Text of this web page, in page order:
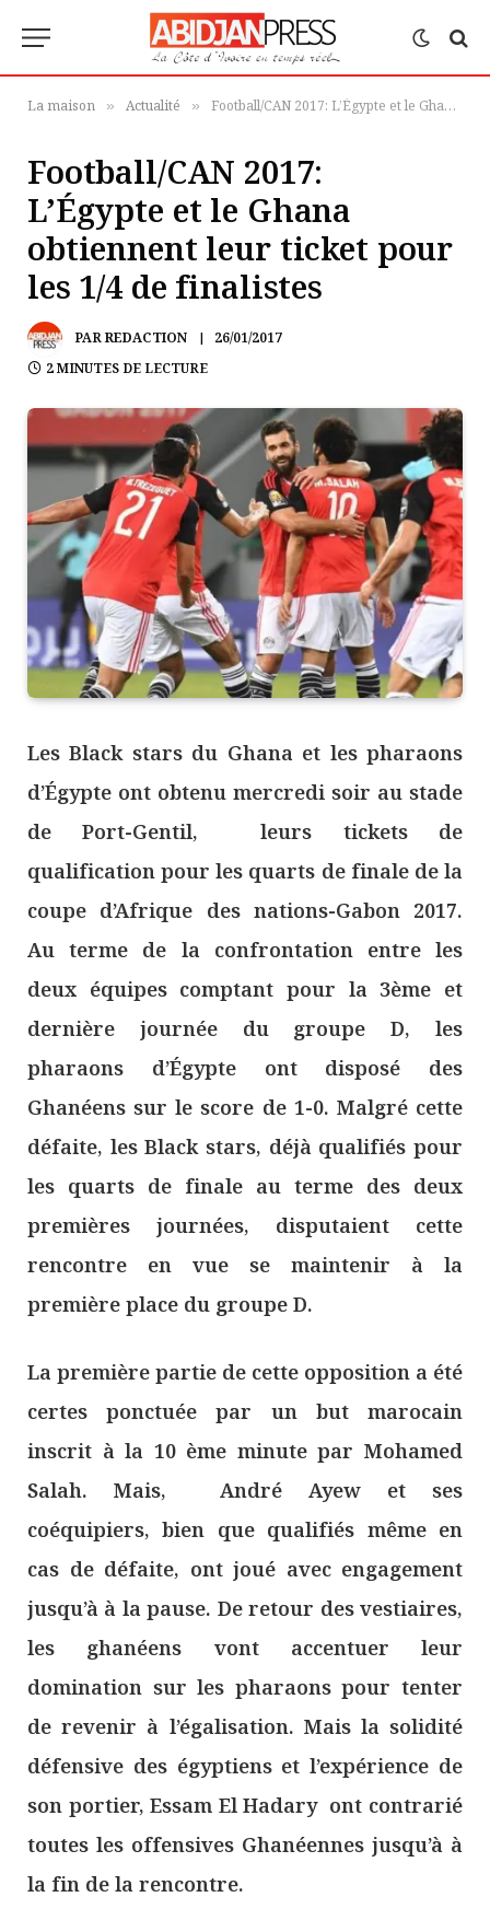
La maison » Actualité » Football/CAN 2017: L’Égypte et le Ghana obtiennent leur ticket pour les 1/4 de finalistes
Football/CAN 2017:
L’Égypte et le Ghana
obtiennent leur ticket pour
les 1/4 de finalistes
PARREDACTION
26/01/2017
2 MINUTES DE LECTURE
Les Black stars du Ghana et les pharaons
d’Égypte ont obtenu mercredi soir au stade
de Port-Gentil, leurs tickets de
qualification pour les quarts de finale de la
coupe d’Afrique des nations-Gabon 2017.
Au terme de la confrontation entre les
deux équipes comptant pour la 3ème et
dernière journée du groupe D, les
pharaons d’Égypte ont disposé des
Ghanéens sur le score de 1-0. Malgré cette
défaite, les Black stars, déjà qualifiés pour
les quarts de finale au terme des deux
premières journées, disputaient cette
rencontre en vue se maintenir à la
première place du groupe D.
La première partie de cette opposition a été
certes ponctuée par un but marocain
inscrit à la 10 ème minute par Mohamed
Salah. Mais, André Ayew et ses
coéquipiers, bien que qualifiés même en
cas de défaite, ont joué avec engagement
jusqu’à à la pause. De retour des vestiaires,
les ghanéens vont accentuer leur
domination sur les pharaons pour tenter
de revenir à l’égalisation. Mais la solidité
défensive des égyptiens et l’expérience de
son portier, Essam El Hadary ont contrarié
toutes les offensives Ghanéennes jusqu’à à
la fin de la rencontre.